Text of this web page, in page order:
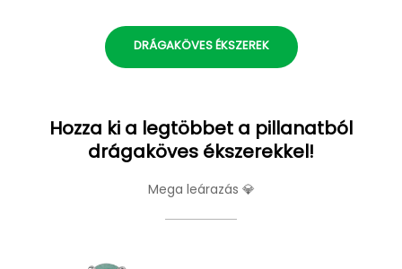
DRÁGAKÖVES ÉKSZEREK
Hozza ki a legtöbbet a pillanatból
drágaköves ékszerekkel!
Mega leárazás 💎